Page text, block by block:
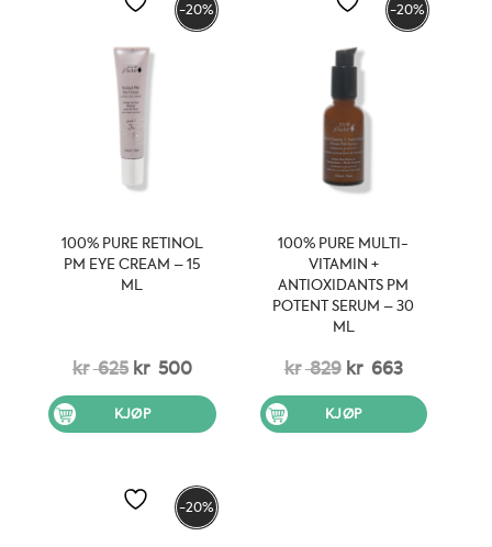
-20%
100% PURE RETINOL
PM EYE CREAM – 15
ML
kr 625 Opprinnelig
pris
var:
kr 500Nåværende
pris
er:
KJØP
-20%
100% PURE MULTI-
VITAMIN +
ANTIOXIDANTS PM
POTENT SERUM – 30
ML
kr 829 Opprinnelig
pris
var:
kr 663
pris
er:
KJØP
-20%